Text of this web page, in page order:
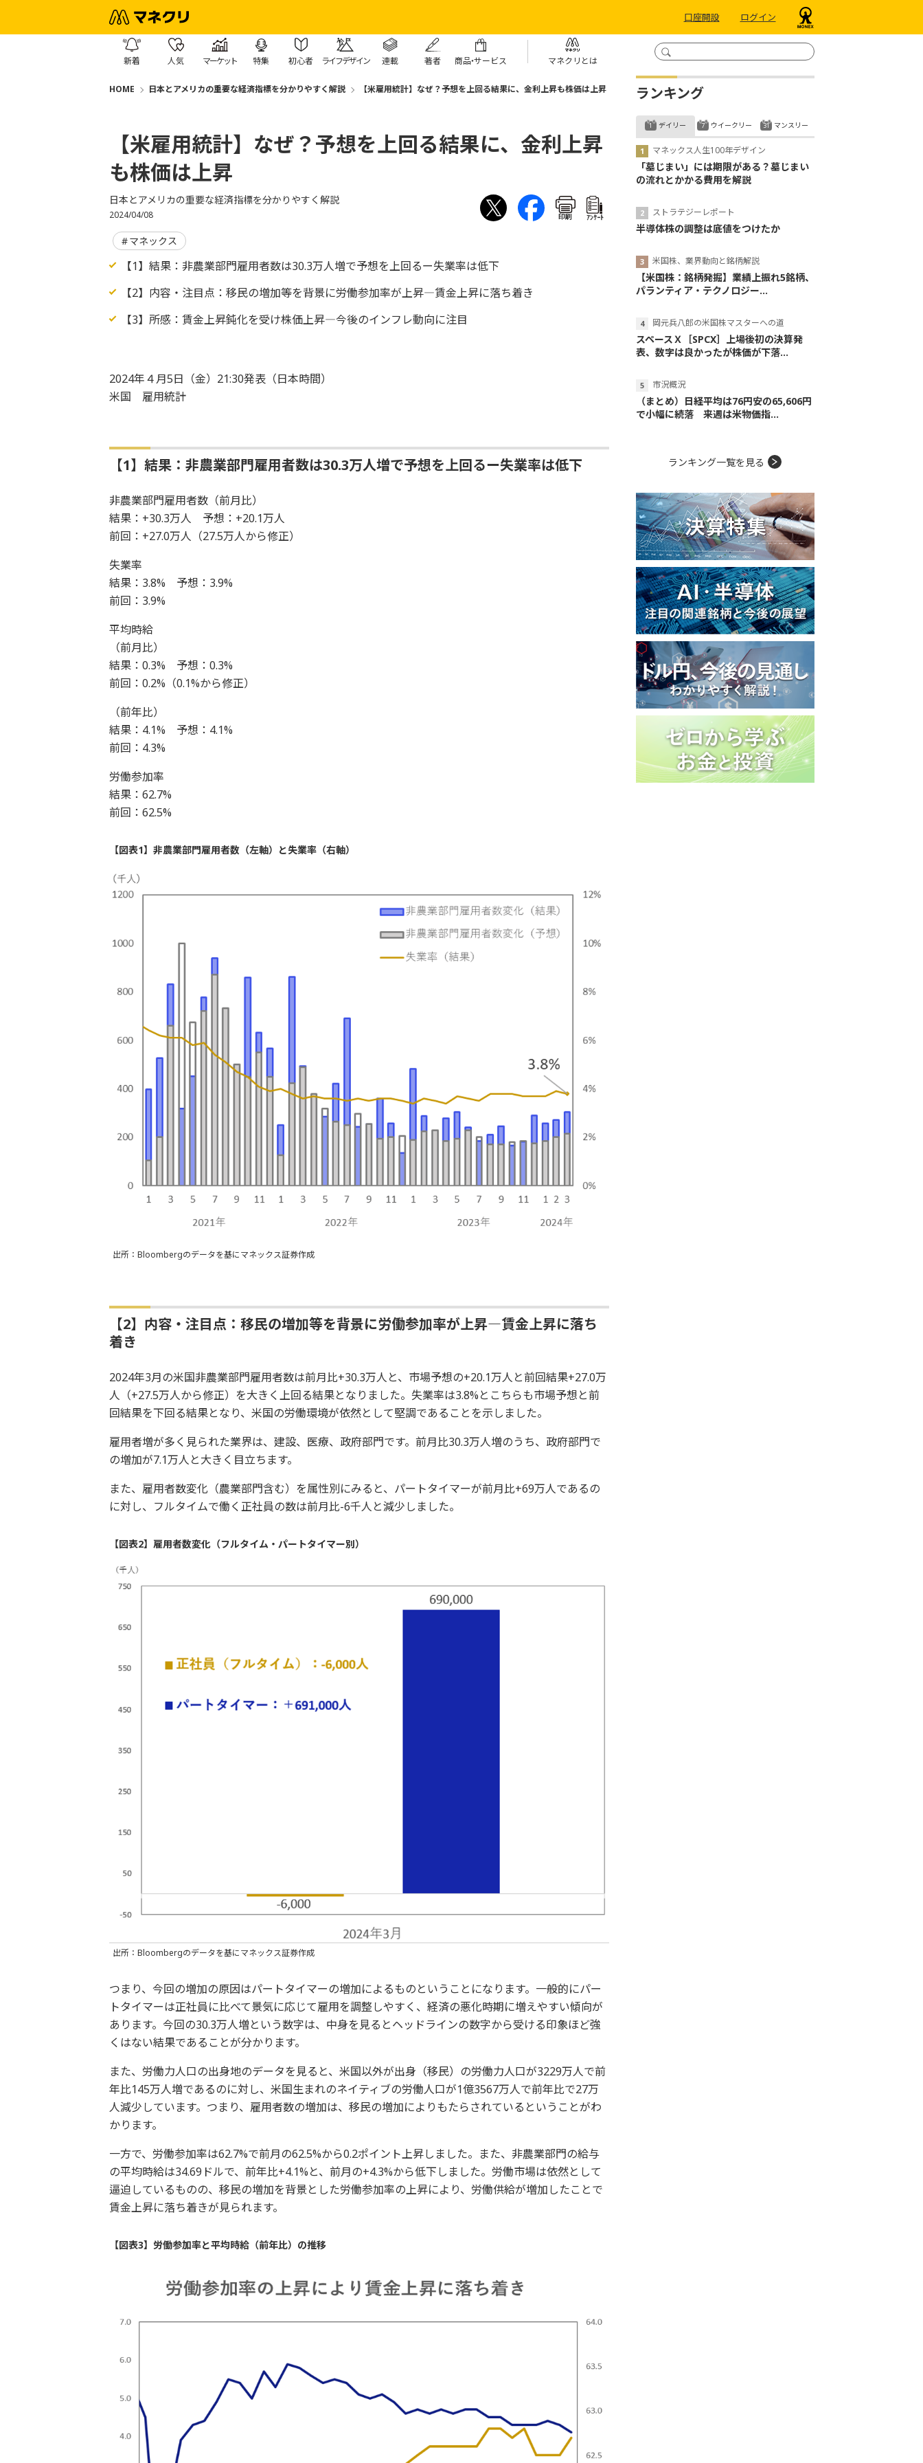
口座開設 ログイン
新着 人気 マーケット 特集 初心者 ライフデザイン 連載 著者 商品・サービス マネクリとは
HOME 日本とアメリカの重要な経済指標を分かりやすく解説 【米雇用統計】なぜ？予想を上回る結果に、金利上昇も株価は上昇
【米雇用統計】なぜ？予想を上回る結果に、金利上昇
も株価は上昇
日本とアメリカの重要な経済指標を分かりやすく解説
2024/04/08 印刷 ｱﾝｹｰﾄ
マネックス
【1】結果：非農業部門雇用者数は30.3万人増で予想を上回るー失業率は低下
【2】内容・注目点：移民の増加等を背景に労働参加率が上昇―賃金上昇に落ち着き
【3】所感：賃金上昇鈍化を受け株価上昇―今後のインフレ動向に注目
2024年４月5日（金）21:30発表（日本時間）
米国 雇用統計
【1】結果：非農業部門雇用者数は30.3万人増で予想を上回るー失業率は低下
非農業部門雇用者数（前月比）
結果：+30.3万人 予想：+20.1万人
前回：+27.0万人（27.5万人から修正）
失業率
結果：3.8% 予想：3.9%
前回：3.9%
平均時給
（前月比）
結果：0.3% 予想：0.3%
前回：0.2%（0.1%から修正）
（前年比）
結果：4.1% 予想：4.1%
前回：4.3%
労働参加率
結果：62.7%
前回：62.5%
【図表1】非農業部門雇用者数（左軸）と失業率（右軸）
出所：Bloombergのデータを基にマネックス証券作成
【2】内容・注目点：移民の増加等を背景に労働参加率が上昇―賃金上昇に落ち
着き
2024年3月の米国非農業部門雇用者数は前月比+30.3万人と、市場予想の+20.1万人と前回結果+27.0万
人（+27.5万人から修正）を大きく上回る結果となりました。失業率は3.8%とこちらも市場予想と前
回結果を下回る結果となり、米国の労働環境が依然として堅調であることを示しました。
雇用者増が多く見られた業界は、建設、医療、政府部門です。前月比30.3万人増のうち、政府部門で
の増加が7.1万人と大きく目立ちます。
また、雇用者数変化（農業部門含む）を属性別にみると、パートタイマーが前月比+69万人であるの
に対し、フルタイムで働く正社員の数は前月比-6千人と減少しました。
【図表2】雇用者数変化（フルタイム・パートタイマー別）
出所：Bloombergのデータを基にマネックス証券作成
つまり、今回の増加の原因はパートタイマーの増加によるものということになります。一般的にパー
トタイマーは正社員に比べて景気に応じて雇用を調整しやすく、経済の悪化時期に増えやすい傾向が
あります。今回の30.3万人増という数字は、中身を見るとヘッドラインの数字から受ける印象ほど強
くはない結果であることが分かります。
また、労働力人口の出身地のデータを見ると、米国以外が出身（移民）の労働力人口が3229万人で前
年比145万人増であるのに対し、米国生まれのネイティブの労働人口が1億3567万人で前年比で27万
人減少しています。つまり、雇用者数の増加は、移民の増加によりもたらされているということがわ
かります。
一方で、労働参加率は62.7%で前月の62.5%から0.2ポイント上昇しました。また、非農業部門の給与
の平均時給は34.69ドルで、前年比+4.1%と、前月の+4.3%から低下しました。労働市場は依然として
逼迫しているものの、移民の増加を背景とした労働参加率の上昇により、労働供給が増加したことで
賃金上昇に落ち着きが見られます。
【図表3】労働参加率と平均時給（前年比）の推移
ランキング
デイリー
マネックス人生100年デザイン
「墓じまい」には期限がある？墓じまい
の流れとかかる費用を解説
ストラテジーレポート
半導体株の調整は底値をつけたか
米国株、業界動向と銘柄解説
【米国株：銘柄発掘】業績上振れ5銘柄、
パランティア・テクノロジー...
岡元兵八郎の米国株マスターへの道
スペースＸ［SPCX］上場後初の決算発
表、数字は良かったが株価が下落...
市況概況
（まとめ）日経平均は76円安の65,606円
で小幅に続落 来週は米物価指...
ウイークリー マンスリー
ランキング一覧を見る